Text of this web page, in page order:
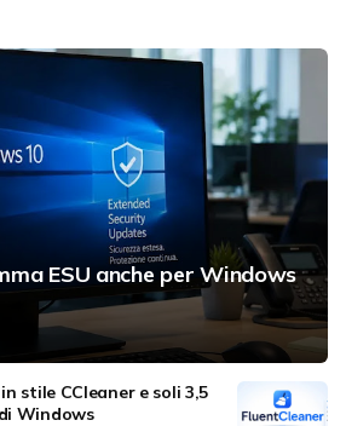
ESU anche per Windows
stile CCleaner e soli 3,5
Windows